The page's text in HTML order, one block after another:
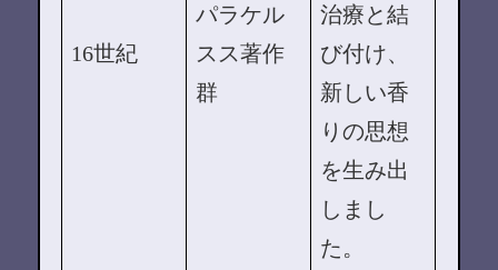
16世紀
パラケル
スス著作
群
治療と結
び付け、
新しい香
りの思想
を生み出
しまし
た。